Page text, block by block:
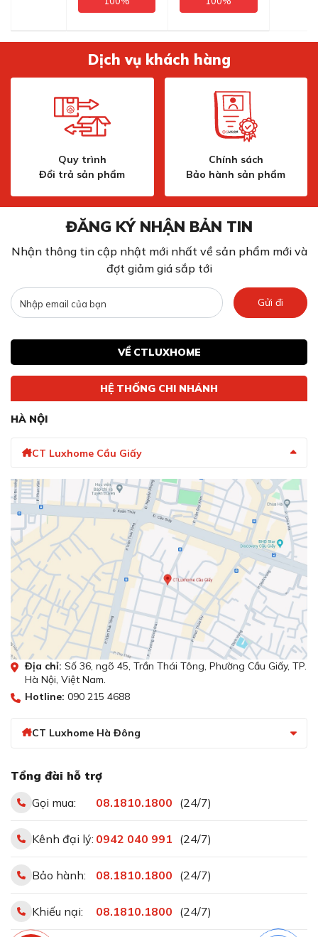
Dịch vụ khách hàng
Quy trình
Đổi trả sản phẩm
Chính sách
Bảo hành sản phẩm
ĐĂNG KÝ NHẬN BẢN TIN
Nhận thông tin cập nhật mới nhất về sản phẩm mới và
đợt giảm giá sắp tới
Gửi đi
VỀ CTLUXHOME
HỆ THỐNG CHI NHÁNH
HÀ NỘI
CT Luxhome Cầu Giấy
Địa chỉ: Số 36, ngõ 45, Trần Thái Tông, Phường Cầu Giấy, TP.
Hà Nội, Việt Nam.
Hotline: 090 215 4688
CT Luxhome Hà Đông
Tổng đài hỗ trợ
Gọi mua:
08.1810.1800 (24/7)
Kênh đại lý: 0942 040 991 (24/7)
Bảo hành: 08.1810.1800 (24/7)
Khiếu nại: 08.1810.1800 (24/7)